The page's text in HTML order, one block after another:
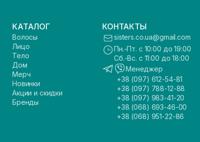
КАТАЛОГ
Волосы
Лицо
Тело
Дом
Мерч
Новинки
Акции и скидки
Бренды
КОНТАКТЫ
sisters.co.ua@gmail.com
Пн.-Пт. с 10:00 до 19:00
Сб.-Вс. с 11:00 до 18:00
Менеджер
+38 (097) 612-54-81
+38 (097) 788-12-88
+38 (097) 983-41-20
+38 (068) 693-46-00
+38 (068) 951-22-86